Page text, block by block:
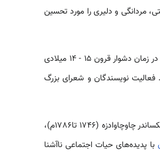
مردانگی و دلیری را مورد تحسین
روستاولی منادی بزرگ بشر دوستی، یکی از مبشرین ایده‌های رنسانس در ادبیات جهانی می‌باشد. خلق آثار ادبی که در زمان دشوار قرون 15 - 14 میلادی
قدرت و نیروی تازه‌ای جان می‌گیرد. فعالیت نویسندگان و شعرای بزرگ
این است که در آ ن هنگام فعالیت مبتکرانه شعرای رمانتیک مانند الکساندر چاوچاوادزه (1746 تا1786م)،
با پدیده‌های حیات اجتماعی ناآشنا